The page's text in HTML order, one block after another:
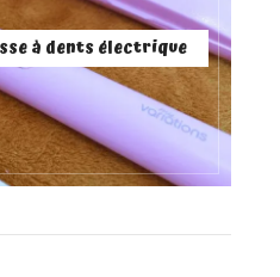
à dents électrique